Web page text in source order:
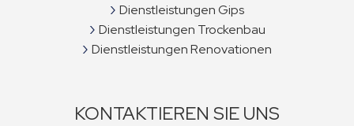
Dienstleistungen Gips
Dienstleistungen Trockenbau
Dienstleistungen Renovationen
KONTAKTIEREN SIE UNS